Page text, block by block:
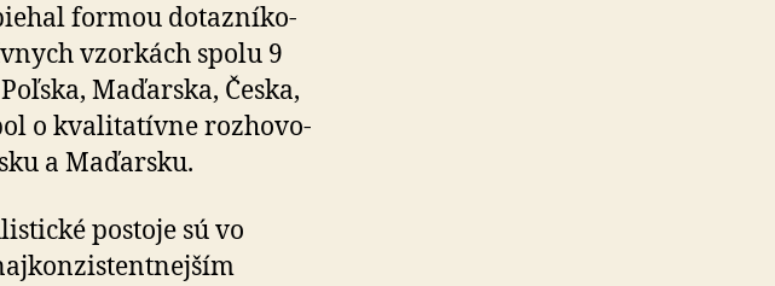
formou do­taz­ní­ko­
vzorkách spolu 9
Maďarska, Česka,
o kvalitatívne roz­ho­vo­
a Maďarsku.
postoje sú vo